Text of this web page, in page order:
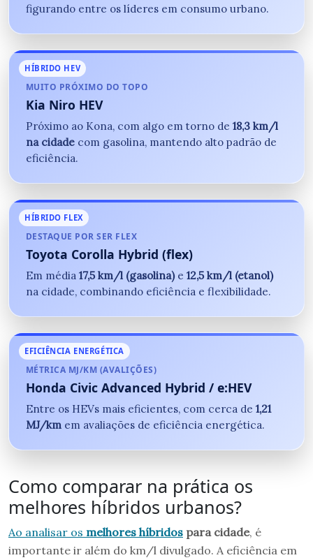
figurando entre os líderes em consumo urbano.
HÍBRIDO HEV
MUITO PRÓXIMO DO TOPO
Kia Niro HEV
Próximo ao Kona, com algo em torno de 18,3 km/l
na cidade com gasolina, mantendo alto padrão de
eficiência.
HÍBRIDO FLEX
DESTAQUE POR SER FLEX
Toyota Corolla Hybrid (flex)
Em média 17,5 km/l (gasolina)e 12,5 km/l (etanol)
na cidade, combinando eficiência e flexibilidade.
EFICIÊNCIA ENERGÉTICA
MÉTRICA MJ/KM (AVALIÇÕES)
Honda Civic Advanced Hybrid / e:HEV
Entre os HEVs mais eficientes, com cerca de 1,21
MJ/km em avaliações de eficiência energética.
Como comparar na prática os
melhores híbridos urbanos?
Ao analisar os melhores híbridos para cidade, é
importante ir além do km/l divulgado. A eficiência em